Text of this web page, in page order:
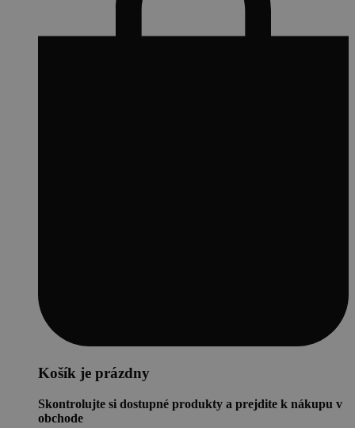
Košík je prázdny
Skontrolujte si dostupné produkty a prejdite k nákupu v
obchode